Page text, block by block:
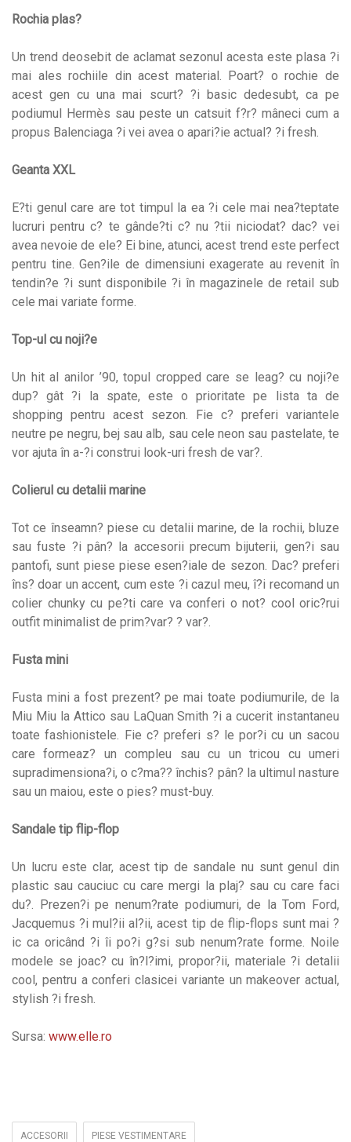
Rochia plas?
Un trend deosebit de aclamat sezonul acesta este plasa ?i
mai ales rochiile din acest material. Poart? o rochie de
acest gen cu una mai scurt? ?i basic dedesubt, ca pe
podiumul Hermès sau peste un catsuit f?r? mâneci cum a
propus Balenciaga ?i vei avea o apari?ie actual? ?i fresh.
Geanta XXL
E?ti genul care are tot timpul la ea ?i cele mai nea?teptate
lucruri pentru c? te gânde?ti c? nu ?tii niciodat? dac? vei
avea nevoie de ele? Ei bine, atunci, acest trend este perfect
pentru tine. Gen?ile de dimensiuni exagerate au revenit în
tendin?e ?i sunt disponibile ?i în magazinele de retail sub
cele mai variate forme.
Top-ul cu noji?e
Un hit al anilor ’90, topul cropped care se leag? cu noji?e
dup? gât ?i la spate, este o prioritate pe lista ta de
shopping pentru acest sezon. Fie c? preferi variantele
neutre pe negru, bej sau alb, sau cele neon sau pastelate, te
vor ajuta în a-?i construi look-uri fresh de var?.
Colierul cu detalii marine
Tot ce înseamn? piese cu detalii marine, de la rochii, bluze
sau fuste ?i pân? la accesorii precum bijuterii, gen?i sau
pantofi, sunt piese piese esen?iale de sezon. Dac? preferi
îns? doar un accent, cum este ?i cazul meu, î?i recomand un
colier chunky cu pe?ti care va conferi o not? cool oric?rui
outfit minimalist de prim?var? ? var?.
Fusta mini
Fusta mini a fost prezent? pe mai toate podiumurile, de la
Miu Miu la Attico sau LaQuan Smith ?i a cucerit instantaneu
toate fashionistele. Fie c? preferi s? le por?i cu un sacou
care formeaz? un compleu sau cu un tricou cu umeri
supradimensiona?i, o c?ma?? închis? pân? la ultimul nasture
sau un maiou, este o pies? must-buy.
Sandale tip flip-flop
Un lucru este clar, acest tip de sandale nu sunt genul din
plastic sau cauciuc cu care mergi la plaj? sau cu care faci
du?. Prezen?i pe nenum?rate podiumuri, de la Tom Ford,
Jacquemus ?i mul?ii al?ii, acest tip de flip-flops sunt mai ?
ic ca oricând ?i îi po?i g?si sub nenum?rate forme. Noile
modele se joac? cu în?l?imi, propor?ii, materiale ?i detalii
cool, pentru a conferi clasicei variante un makeover actual,
stylish ?i fresh.
Sursa: www.elle.ro
ACCESORII PIESE VESTIMENTARE